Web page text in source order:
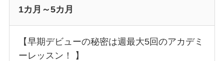
1カ月～5カ月
【早期デビューの秘密は週最大5回のアカデミ
ーレッスン！ 】